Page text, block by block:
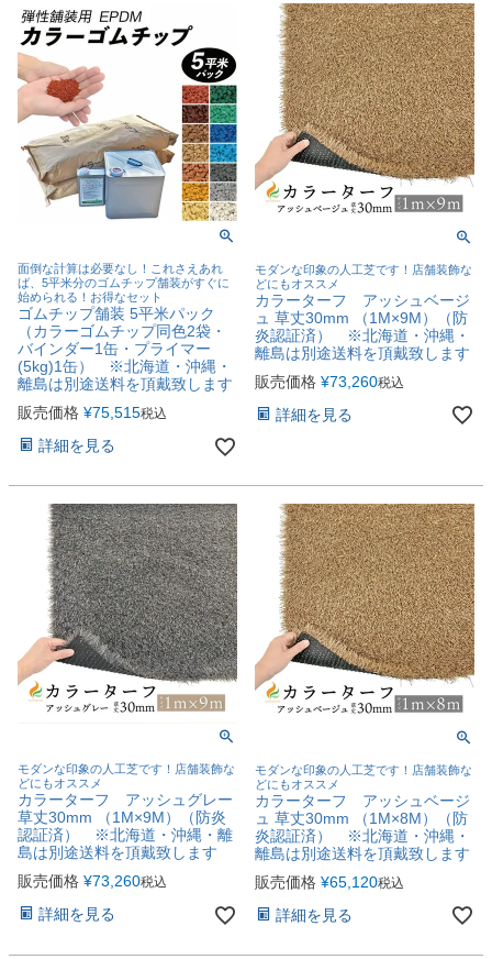
面倒な計算は必要なし！これさえあれ
ば、5平米分のゴムチップ舗装がすぐに
始められる！お得なセット
ゴムチップ舗装 5平米パック
（カラーゴムチップ同色2袋・
バインダー1缶・プライマー
(5kg)1缶） ※北海道・沖縄・
離島は別途送料を頂戴致します
販売価格 ¥75,515税込
詳細を見る
モダンな印象の人工芝です！店舗装飾な
どにもオススメ
カラーターフ アッシュベージ
ュ 草丈30mm （1M×9M）（防
炎認証済） ※北海道・沖縄・
離島は別途送料を頂戴致します
販売価格 ¥73,260税込
詳細を見る
モダンな印象の人工芝です！店舗装飾な
どにもオススメ
カラーターフ アッシュグレー
草丈30mm （1M×9M）（防炎
認証済） ※北海道・沖縄・離
島は別途送料を頂戴致します
販売価格 ¥73,260税込
詳細を見る
モダンな印象の人工芝です！店舗装飾な
どにもオススメ
カラーターフ アッシュベージ
ュ 草丈30mm （1M×8M）（防
炎認証済） ※北海道・沖縄・
離島は別途送料を頂戴致します
販売価格 ¥65,120税込
詳細を見る